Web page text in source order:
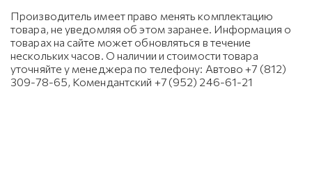
Производитель имеет право менять комплектацию
товара, не уведомляя об этом заранее. Информация о
товарах на сайте может обновляться в течение
нескольких часов. О наличии и стоимости товара
уточняйте у менеджера по телефону: Автово +7 (812)
309-78-65, Комендантский +7 (952) 246-61-21